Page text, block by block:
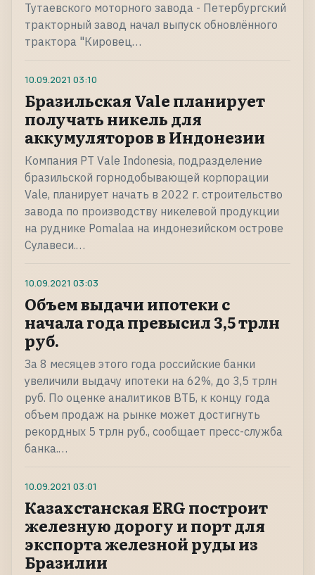
Тутаевского моторного завода - Петербургский
тракторный завод начал выпуск обновлённого
трактора "Кировец…
10.09.2021 03:10
Бразильская Vale планирует
получать никель для
аккумуляторов в Индонезии
Компания PT Vale Indonesia, подразделение
бразильской горнодобывающей корпорации
Vale, планирует начать в 2022 г. строительство
завода по производству никелевой продукции
на руднике Pomalaa на индонезийском острове
Сулавеси.…
10.09.2021 03:03
Объем выдачи ипотеки с
начала года превысил 3,5 трлн
руб.
За 8 месяцев этого года российские банки
увеличили выдачу ипотеки на 62%, до 3,5 трлн
руб. По оценке аналитиков ВТБ, к концу года
объем продаж на рынке может достигнуть
рекордных 5 трлн руб., сообщает пресс-служба
банка.…
10.09.2021 03:01
Казахстанская ERG построит
железную дорогу и порт для
экспорта железной руды из
Бразилии